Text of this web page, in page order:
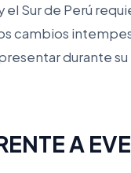
el Sur de Perú
cambios
durante
A